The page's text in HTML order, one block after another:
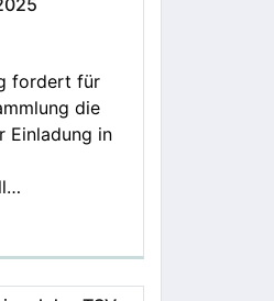
fordert für
die
Einladung in